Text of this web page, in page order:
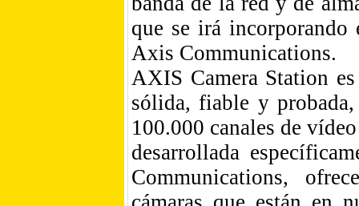
que se irá
Axis Communications.
AXIS Camera Station
sólida, fiable y
100.000 canales de
desarrollada
Communications,